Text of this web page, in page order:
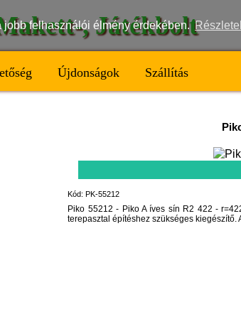
jobb felhasználói élmény érdekében.
, Játékbolt
Újdonságok Szállítás
Kód: PK-55212
Piko 55212 - Piko A íves sín R2 422 -
terepasztal építéshez szükséges kiegészítő.